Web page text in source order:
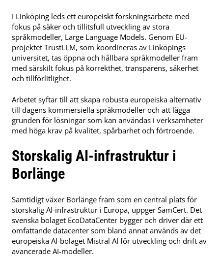
I Linköping leds ett europeiskt forskningsarbete med
fokus på säker och tillitsfull utveckling av stora
språkmodeller, Large Language Models. Genom EU-
projektet TrustLLM, som koordineras av Linköpings
universitet, tas öppna och hållbara språkmodeller fram
med särskilt fokus på korrekthet, transparens, säkerhet
och tillförlitlighet.
Arbetet syftar till att skapa robusta europeiska alternativ
till dagens kommersiella språkmodeller och att lägga
grunden för lösningar som kan användas i verksamheter
med höga krav på kvalitet, spårbarhet och förtroende.
Storskalig AI-infrastruktur i
Borlänge
Samtidigt växer Borlänge fram som en central plats för
storskalig AI-infrastruktur i Europa, uppger SamCert. Det
svenska bolaget EcoDataCenter bygger och driver där ett
omfattande datacenter som bland annat används av det
europeiska AI-bolaget Mistral AI för utveckling och drift av
avancerade AI-modeller.